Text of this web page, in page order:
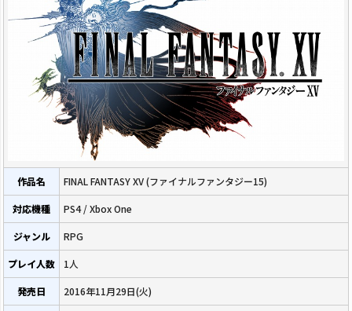
作品名 FINAL FANTASY XV (ファイナルファンタジー15)
対応機種 PS4 / Xbox One
ジャンル RPG
プレイ人数 1人
発売日 2016年11月29日(火)